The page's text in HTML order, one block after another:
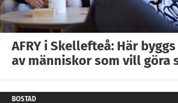
AFRY i Skellefteå: Här
av människor som vill göra
BOSTAD